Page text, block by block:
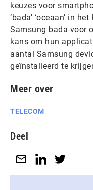
keuzes voor
‘bada’ ‘oceaan’ in
Samsung bada voor
kans om hun
aantal Samsung
geïnstalleerd te
Meer over
TELECOM
Deel